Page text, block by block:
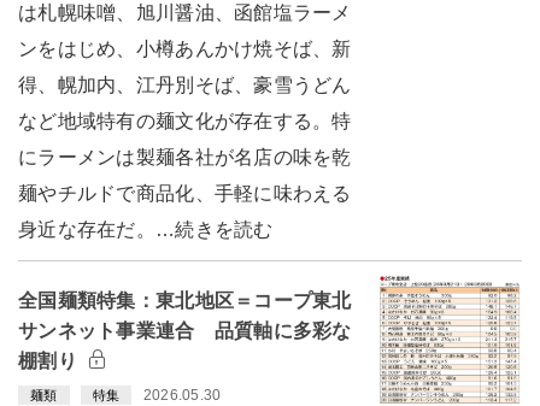
は札幌味噌、旭川醤油、函館塩ラーメ
ンをはじめ、小樽あんかけ焼そば、新
得、幌加内、江丹別そば、豪雪うどん
など地域特有の麺文化が存在する。特
にラーメンは製麺各社が名店の味を乾
麺やチルドで商品化、手軽に味わえる
身近な存在だ。…続きを読む
全国麺類特集：東北地区＝コープ東北
サンネット事業連合 品質軸に多彩な
棚割り
麺類 特集 2026.05.30